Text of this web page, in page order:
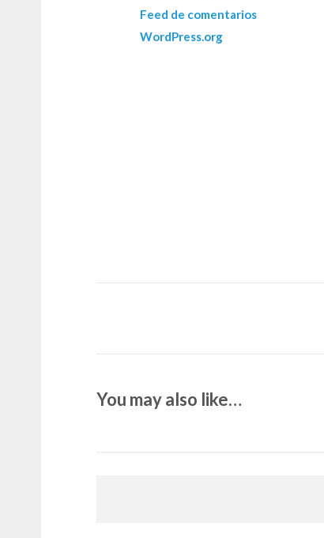
Feed de comentarios
WordPress.org
You may also like…